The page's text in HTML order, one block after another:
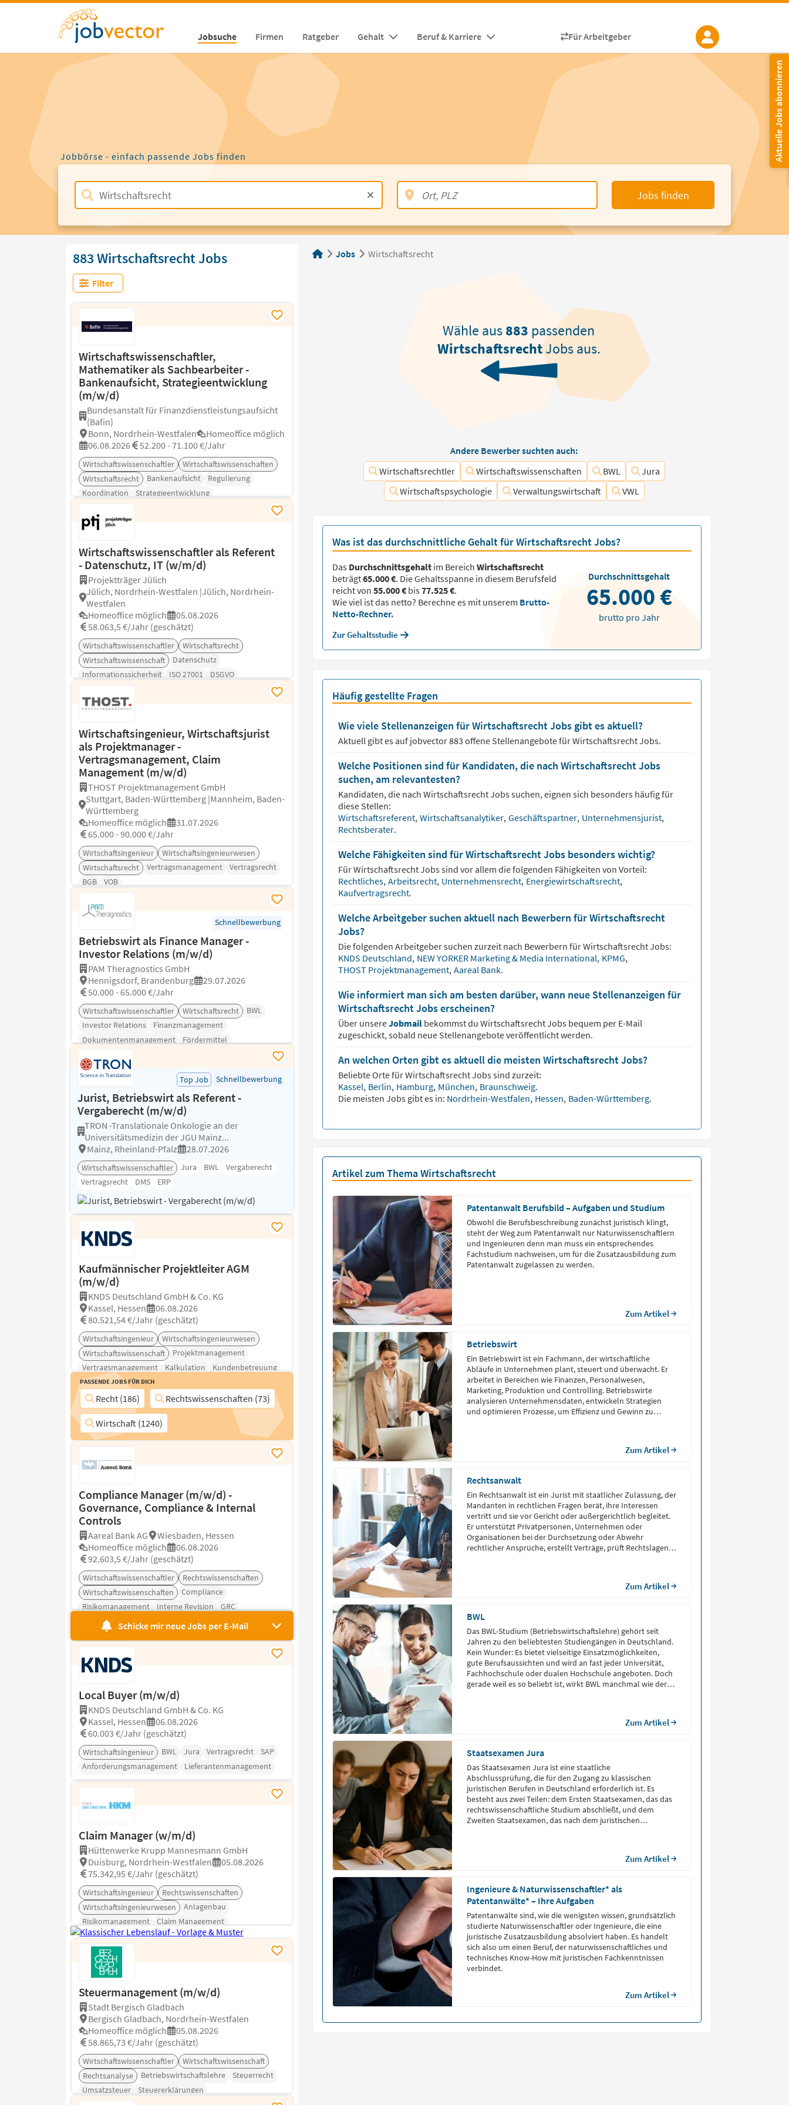
Jobsuche Firmen Ratgeber Gehalt Beruf & Karriere Für Arbeitgeber
Aktuelle Jobs abonnieren
Jobbörse - einfach passende Jobs finden
Jobs finden
883 Wirtschaftsrecht Jobs
Filter
Wirtschaftswissenschaftler,
Mathematiker als Sachbearbeiter -
Bankenaufsicht, Strategieentwicklung
(m/w/d)
Bundesanstalt für Finanzdienstleistungsaufsicht
(Bafin)
Bonn, Nordrhein-Westfalen
Homeoffice möglich
06.08.2026
52.200 - 71.100 €/Jahr
Wirtschaftswissenschaftler
Wirtschaftswissenschaften
Wirtschaftsrecht
Bankenaufsicht
Regulierung
Koordination
Strategieentwicklung
Wirtschaftswissenschaftler als Referent
- Datenschutz, IT (w/m/d)
Projektträger Jülich
Jülich, Nordrhein-Westfalen |Jülich, Nordrhein-
Westfalen
Homeoffice möglich
05.08.2026
58.063,5 €/Jahr (geschätzt)
Wirtschaftswissenschaftler
Wirtschaftsrecht
Wirtschaftswissenschaft
Datenschutz
Informationssicherheit
ISO 27001 DSGVO
Wirtschaftsingenieur, Wirtschaftsjurist
als Projektmanager -
Vertragsmanagement, Claim
Management (m/w/d)
THOST Projektmanagement GmbH
Stuttgart, Baden-Württemberg |Mannheim, Baden-
Württemberg
Homeoffice möglich
31.07.2026
65.000 - 90.000 €/Jahr
Wirtschaftsingenieur
Wirtschaftsingenieurwesen
Wirtschaftsrecht
Vertragsmanagement
Vertragsrecht
BGB
VOB
Schnellbewerbung
Betriebswirt als Finance Manager -
Investor Relations (m/w/d)
PAM Theragnostics GmbH
Hennigsdorf, Brandenburg
29.07.2026
50.000 - 65.000 €/Jahr
Wirtschaftswissenschaftler Wirtschaftsrecht
BWL
Investor Relations
Finanzmanagement
Dokumentenmanagement
Fördermittel
Top Job Schnellbewerbung
Jurist, Betriebswirt als Referent -
Vergaberecht (m/w/d)
TRON -Translationale Onkologie an der
Universitätsmedizin der JGU Mainz...
Mainz, Rheinland-Pfalz
28.07.2026
Wirtschaftswissenschaftler Jura BWL
Vergaberecht
Vertragsrecht
DMS ERP
Kaufmännischer Projektleiter AGM
(m/w/d)
KNDS Deutschland GmbH & Co. KG
Kassel, Hessen
06.08.2026
80.521,54 €/Jahr (geschätzt)
Wirtschaftsingenieur
Wirtschaftsingenieurwesen
Wirtschaftswissenschaft
Projektmanagement
Vertragsmanagement
Kalkulation Kundenbetreuung
Passende Jobs für Dich
Recht (186)
Rechtswissenschaften (73)
Wirtschaft (1240)
Compliance Manager (m/w/d) -
Governance, Compliance & Internal
Controls
Aareal Bank AG
Wiesbaden, Hessen
Homeoffice möglich
06.08.2026
92.603,5 €/Jahr (geschätzt)
Wirtschaftswissenschaftler
Rechtswissenschaften
Wirtschaftswissenschaften
Compliance
Risikomanagement
Interne Revision GRC
Schicke mir neue Jobs per E-Mail
Local Buyer (m/w/d)
KNDS Deutschland GmbH & Co. KG
Kassel, Hessen
06.08.2026
60.003 €/Jahr (geschätzt)
Wirtschaftsingenieur BWL Jura Vertragsrecht
SAP
Anforderungsmanagement
Lieferantenmanagement
Claim Manager (w/m/d)
Hüttenwerke Krupp Mannesmann GmbH
Duisburg, Nordrhein-Westfalen
05.08.2026
75.342,95 €/Jahr (geschätzt)
Wirtschaftsingenieur
Rechtswissenschaften
Wirtschaftsingenieurwesen
Anlagenbau
Risikomanagement
Claim Management
Vertragsmanagement
Steuermanagement (m/w/d)
Stadt Bergisch Gladbach
Bergisch Gladbach, Nordrhein-Westfalen
Homeoffice möglich
05.08.2026
58.865,73 €/Jahr (geschätzt)
Wirtschaftswissenschaftler
Wirtschaftswissenschaft
Rechtsanalyse
Betriebswirtschaftslehre
Steuerrecht
Umsatzsteuer
Steuererklärungen
Jobs Wirtschaftsrecht
Wähle aus883 passenden
WirtschaftsrechtJobs aus.
Andere Bewerber suchten auch:
Wirtschaftsrechtler
Wirtschaftswissenschaften BWL
Jura
Wirtschaftspsychologie
Verwaltungswirtschaft VWL
Was ist das durchschnittliche Gehalt für Wirtschaftsrecht Jobs?
Das Durchschnittsgehaltim Bereich Wirtschaftsrecht
beträgt65.000 €. Die Gehaltsspanne in diesem Berufsfeld
reicht von 55.000 €bis77.525 €.
Wie viel ist das netto? Berechne es mit unserem Brutto-
Netto-Rechner.
Zur Gehaltsstudie
Durchschnittsgehalt
65.000 €
brutto pro Jahr
Häufig gestellte Fragen
Wie viele Stellenanzeigen für Wirtschaftsrecht Jobs gibt es aktuell?
Aktuell gibt es auf jobvector883 offene Stellenangebote fürWirtschaftsrecht Jobs.
Welche Positionen sind für Kandidaten, die nach Wirtschaftsrecht Jobs
suchen, am relevantesten?
Kandidaten, die nach WirtschaftsrechtJobs suchen, eignen sich besonders häufig für
diese Stellen:
Wirtschaftsreferent, Wirtschaftsanalytiker, Geschäftspartner, Unternehmensjurist,
Rechtsberater.
Welche Fähigkeiten sind für Wirtschaftsrecht Jobs besonders wichtig?
FürWirtschaftsrechtJobs sind vor allem die folgenden Fähigkeiten von Vorteil:
Rechtliches, Arbeitsrecht, Unternehmensrecht, Energiewirtschaftsrecht,
Kaufvertragsrecht.
Welche Arbeitgeber suchen aktuell nach Bewerbern für Wirtschaftsrecht
Jobs?
Die folgenden Arbeitgeber suchen zurzeit nach Bewerbern fürWirtschaftsrechtJobs:
KNDS Deutschland, NEW YORKER Marketing & Media International, KPMG,
THOST Projektmanagement, Aareal Bank.
Wie informiert man sich am besten darüber, wann neue Stellenanzeigen für
Wirtschaftsrecht Jobs erscheinen?
Über unsereJobmail bekommst du WirtschaftsrechtJobs bequem per E-Mail
zugeschickt, sobald neue Stellenangebote veröffentlicht werden.
An welchen Orten gibt es aktuell die meisten Wirtschaftsrecht Jobs?
Beliebte Orte fürWirtschaftsrechtJobs sind zurzeit:
Kassel, Berlin, Hamburg, München, Braunschweig.
Die meisten Jobs gibt es in: Nordrhein-Westfalen, Hessen, Baden-Württemberg.
Artikel zum Thema Wirtschaftsrecht
Patentanwalt Berufsbild – Aufgaben und Studium
Obwohl die Berufsbeschreibung zunächst juristisch klingt,
steht der Weg zum Patentanwalt nur Naturwissenschaftlern
und Ingenieuren denn man muss ein entsprechendes
Fachstudium nachweisen, um für die Zusatzausbildung zum
Patentanwalt zugelassen zu werden.
Zum Artikel
Betriebswirt
Ein Betriebswirt ist ein Fachmann, der wirtschaftliche
Abläufe in Unternehmen plant, steuert und überwacht. Er
arbeitet in Bereichen wie Finanzen, Personalwesen,
Marketing, Produktion und Controlling. Betriebswirte
analysieren Unternehmensdaten, entwickeln Strategien
und optimieren Prozesse, um Effizienz und Gewinn zu
Zum Artikel
Rechtsanwalt
Ein Rechtsanwalt ist ein Jurist mit staatlicher Zulassung, der
Mandanten in rechtlichen Fragen berät, ihre Interessen
vertritt und sie vor Gericht oder außergerichtlich begleitet.
Er unterstützt Privatpersonen, Unternehmen oder
Organisationen bei der Durchsetzung oder Abwehr
rechtlicher Ansprüche, erstellt Verträge, prüft Rechtslagen
Zum Artikel
BWL
Das BWL-Studium (Betriebswirtschaftslehre) gehört seit
Jahren zu den beliebtesten Studiengängen in Deutschland.
Kein Wunder: Es bietet vielseitige Einsatzmöglichkeiten,
gute Berufsaussichten und wird an fast jeder Universität,
Fachhochschule oder dualen Hochschule angeboten. Doch
gerade weil es so beliebt ist, wirkt BWL manchmal wie der
Zum Artikel
Staatsexamen Jura
Das Staatsexamen Jura ist eine staatliche
Abschlussprüfung, die für den Zugang zu klassischen
juristischen Berufen in Deutschland erforderlich ist. Es
besteht aus zwei Teilen: dem Ersten Staatsexamen, das das
rechtswissenschaftliche Studium abschließt, und dem
Zweiten Staatsexamen, das nach dem juristischen
Zum Artikel
Ingenieure & Naturwissenschaftler* als
Patentanwälte* – Ihre Aufgaben
Patentanwälte sind, wie die wenigsten wissen, grundsätzlich
studierte Naturwissenschaftler oder Ingenieure, die eine
juristische Zusatzausbildung absolviert haben. Es handelt
sich also um einen Beruf, der naturwissenschaftliches und
technisches Know-How mit juristischen Fachkenntnissen
verbindet.
Zum Artikel